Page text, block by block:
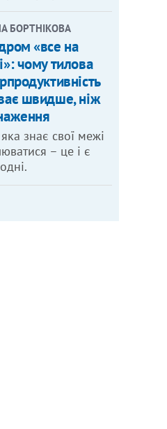
БОРТНІКОВА
«все на
чому тилова
швидше, ніж
знає свої межі
– це і є